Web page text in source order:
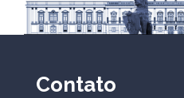
Contato